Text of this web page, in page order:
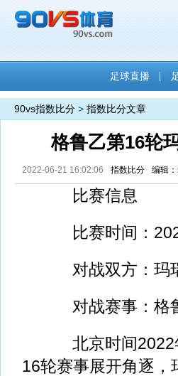
足球直播
90vs指数比分 > 指数比分文章
格鲁乙第16轮
2022-06-21 16:02:06 指数比分 编辑
比赛信息
比赛时间：
对战双方：玛
对战赛事：格
北京时间2022
16轮赛事展开角逐，